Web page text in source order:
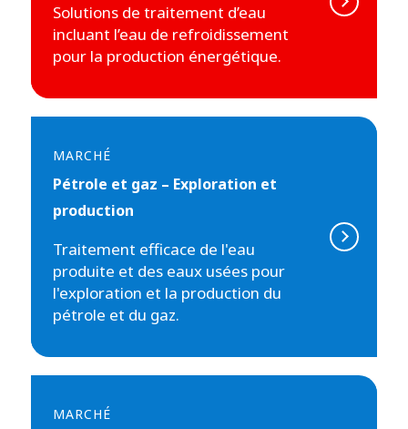
Solutions de traitement d’eau
incluant l’eau de refroidissement
pour la production énergétique.
MARCHÉ
Pétrole et gaz – Exploration et
production
Traitement efficace de l'eau
produite et des eaux usées pour
l'exploration et la production du
pétrole et du gaz.
MARCHÉ